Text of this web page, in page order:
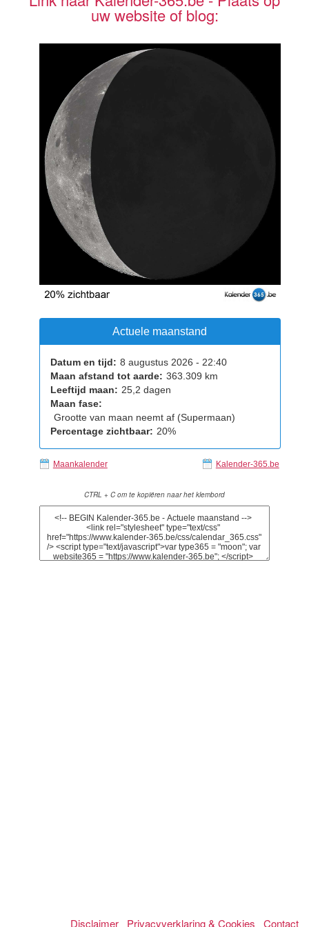
uw website of blog:
Actuele maanstand
Datum en tijd: 8 augustus 2026 - 22:40
Maan afstand tot aarde: 363.309 km
Leeftijd maan: 25,2 dagen
Maan fase:
Grootte van maan neemt af (Supermaan)
Percentage zichtbaar: 20%
Maankalender Kalender-365.be
CTRL + C om te kopiëren naar het klembord
Disclaimer Privacyverklaring & Cookies Contact